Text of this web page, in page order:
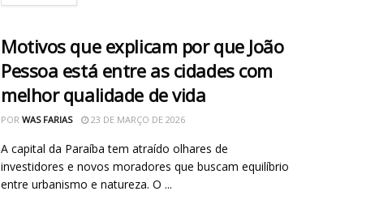
Motivos que explicam por que João
Pessoa está entre as cidades com
melhor qualidade de vida
POR WAS FARIAS 23 DE MARÇO DE 2026
A capital da Paraíba tem atraído olhares de
investidores e novos moradores que buscam equilíbrio
entre urbanismo e natureza. O ...